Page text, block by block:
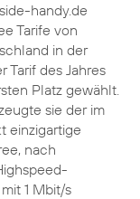
handy.de
Tarife von
in der
Tarif des Jahres
Platz gewählt.
sie der im
einzigartige
nach
1 Mbit/s